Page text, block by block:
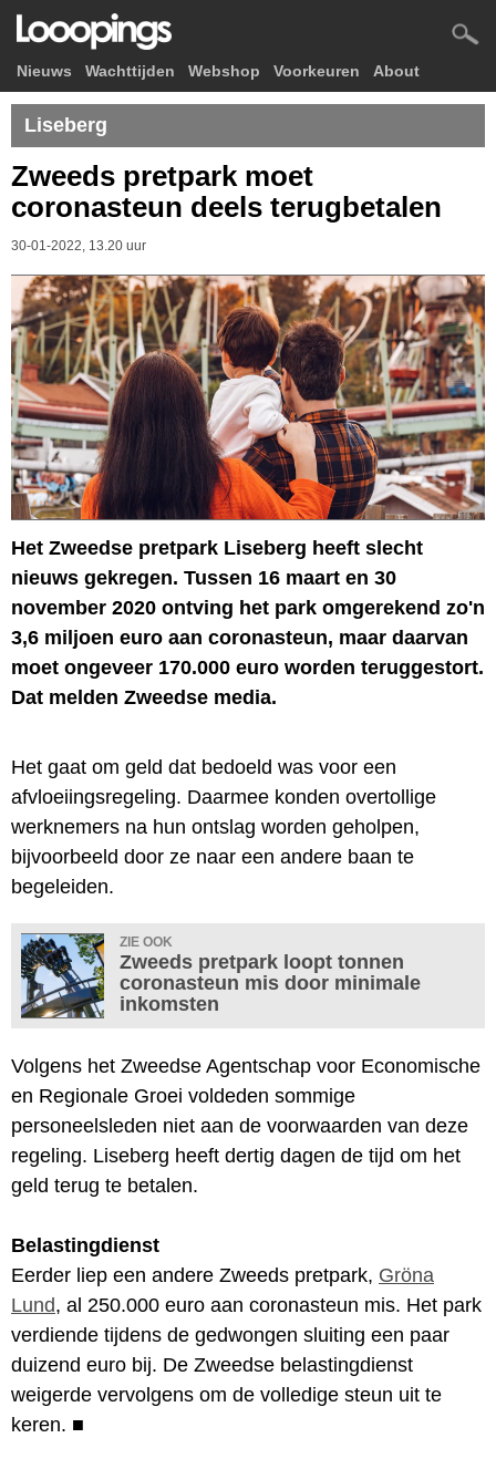
Nieuws Wachttijden Webshop Voorkeuren About
Liseberg
Zweeds pretpark moet
coronasteun deels terugbetalen
30-01-2022, 13.20 uur
Het Zweedse pretpark Liseberg heeft slecht
nieuws gekregen. Tussen 16 maart en 30
november 2020 ontving het park omgerekend zo'n
3,6 miljoen euro aan coronasteun, maar daarvan
moet ongeveer 170.000 euro worden teruggestort.
Dat melden Zweedse media.
Het gaat om geld dat bedoeld was voor een
afvloeiingsregeling. Daarmee konden overtollige
werknemers na hun ontslag worden geholpen,
bijvoorbeeld door ze naar een andere baan te
begeleiden.
ZIE OOK
Zweeds pretpark loopt tonnen
coronasteun mis door minimale
inkomsten
Volgens het Zweedse Agentschap voor Economische
en Regionale Groei voldeden sommige
personeelsleden niet aan de voorwaarden van deze
regeling. Liseberg heeft dertig dagen de tijd om het
geld terug te betalen.
Belastingdienst
Eerder liep een andere Zweeds pretpark, Gröna
Lund, al 250.000 euro aan coronasteun mis. Het park
verdiende tijdens de gedwongen sluiting een paar
duizend euro bij. De Zweedse belastingdienst
weigerde vervolgens om de volledige steun uit te
keren. ■